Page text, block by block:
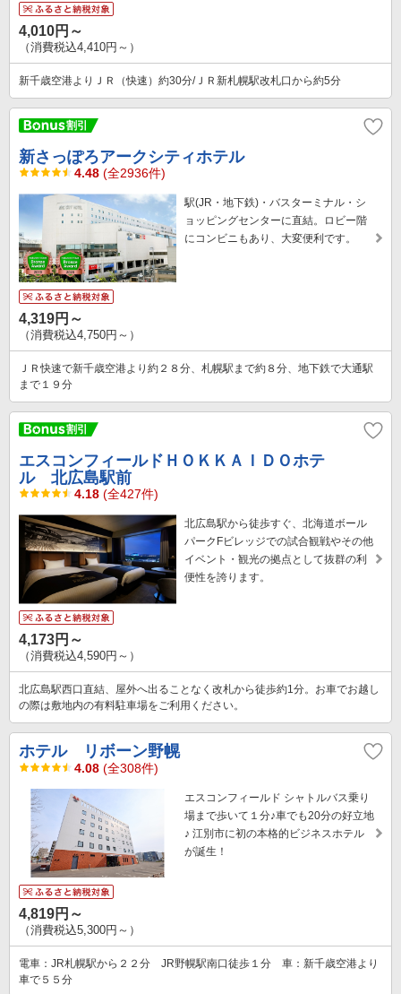
4,010円～
（消費税込4,410円～）
新千歳空港よりＪＲ（快速）約30分/ＪＲ新札幌駅改札口から約5分
新さっぽろアークシティホテル
4.48 (全2936件)
駅(JR・地下鉄)・バスターミナル・シ
ョッピングセンターに直結。ロビー階
にコンビニもあり、大変便利です。
4,319円～
（消費税込4,750円～）
ＪＲ快速で新千歳空港より約２８分、札幌駅まで約８分、地下鉄で大通駅
まで１９分
エスコンフィールドＨＯＫＫＡＩＤＯホテ
ル 北広島駅前
4.18 (全427件)
北広島駅から徒歩すぐ、北海道ボール
パークFビレッジでの試合観戦やその他
イベント・観光の拠点として抜群の利
便性を誇ります。
4,173円～
（消費税込4,590円～）
北広島駅西口直結、屋外へ出ることなく改札から徒歩約1分。お車でお越し
の際は敷地内の有料駐車場をご利用ください。
ホテル リボーン野幌
4.08 (全308件)
エスコンフィールド シャトルバス乗り
場まで歩いて１分♪車でも20分の好立地
♪ 江別市に初の本格的ビジネスホテル
が誕生！
4,819円～
（消費税込5,300円～）
電車：JR札幌駅から２２分 JR野幌駅南口徒歩１分 車：新千歳空港より
車で５５分